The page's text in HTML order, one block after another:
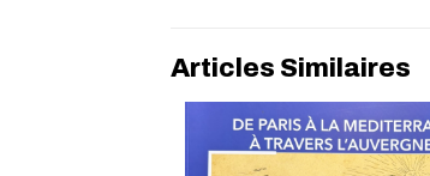
Articles Similaires